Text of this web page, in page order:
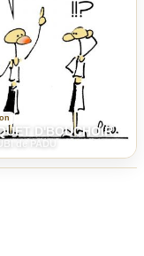
D'BOUCHOIR
de PADU